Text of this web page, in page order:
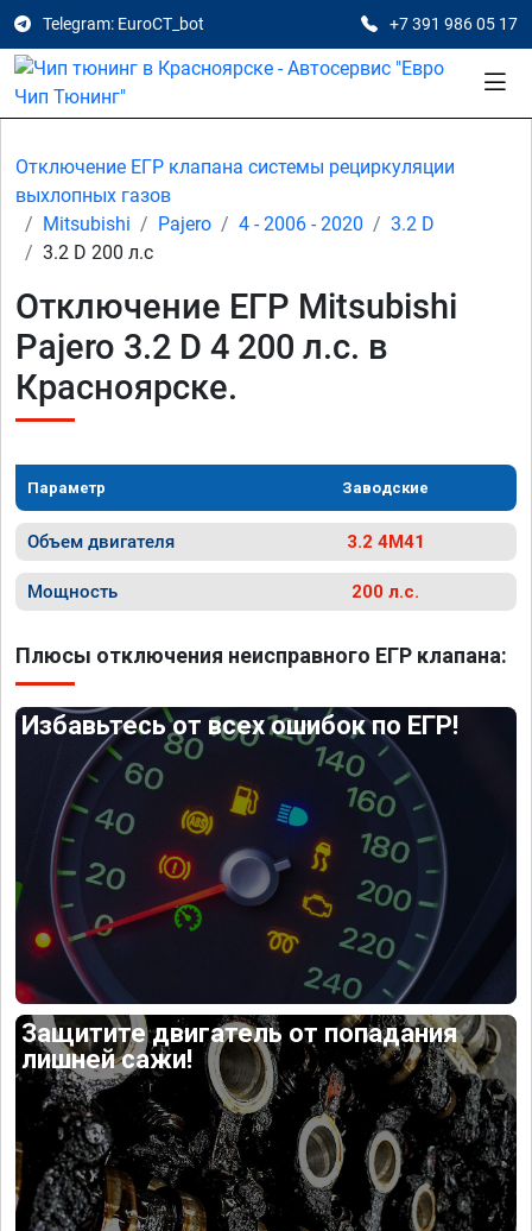
Telegram: EuroCT_bot +7 391 986 05 17
Отключение ЕГР клапана системы рециркуляции
выхлопных газов
Mitsubishi
Pajero 4 - 2006 - 2020
3.2 D
3.2 D 200 л.с
Отключение ЕГР Mitsubishi
Pajero 3.2 D 4 200 л.с. в
Красноярске.
Параметр Заводские
Объем двигателя 3.2 4M41
Мощность 200 л.с.
Плюсы отключения неисправного ЕГР клапана:
Избавьтесь от всех ошибок по ЕГР!
Защитите двигатель от попадания
лишней сажи!